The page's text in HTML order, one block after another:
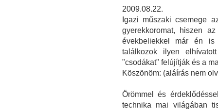
2009.08.22.
Igazi műszaki csemege
gyerekkoromat, hiszen
évekbeliekkel már én is
találkozok ilyen
"csodákat" felújítják és a
Köszönöm: (aláírás nem
Örömmel és
technika mai világában